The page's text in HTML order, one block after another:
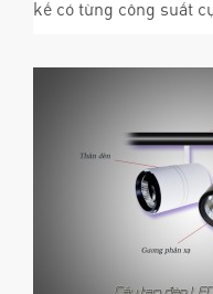
kế có từng công suất